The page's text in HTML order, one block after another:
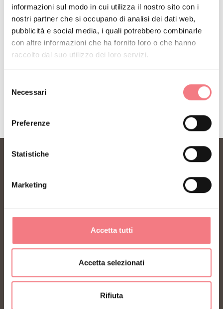
informazioni sul modo in cui utilizza il nostro sito con i
nostri partner che si occupano di analisi dei dati web,
pubblicità e social media, i quali potrebbero combinarle
con altre informazioni che ha fornito loro o che hanno
raccolto dal suo utilizzo dei loro servizi.
delNecessari
Preferenze
Statistiche
Marketing
Accetta tutti
Accetta selezionati
Rifiuta
consigli per la tua vacanza in ogni stagione.
ISCRIVITI ALLA NEWSLETTER
FONDAZIONE DMO DOLOMITI BELLUNESI
Piazza Santo Stefano 15/17
32100 Belluno - Italia